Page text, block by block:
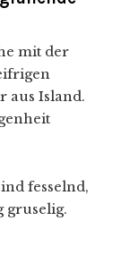
mit der
aus Island.
fesselnd,